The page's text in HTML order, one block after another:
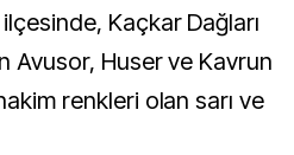
Avusor, Huser ve Kavrun
renkleri olan sarı ve